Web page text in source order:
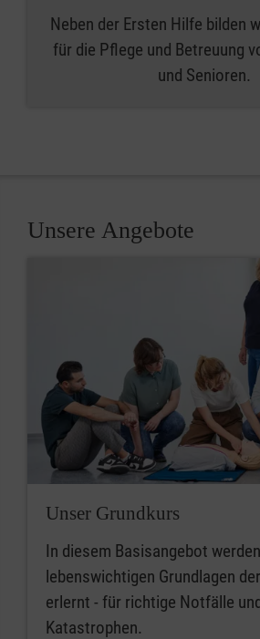
Neben der Ersten Hilfe bilden
für die Pflege und Betreuung
und Senioren.
Unsere Angebote
Unser Grundkurs
In diesem Basisangebot
lebenswichtigen Grundlagen
erlernt - für richtige Notfälle
Katastrophen.